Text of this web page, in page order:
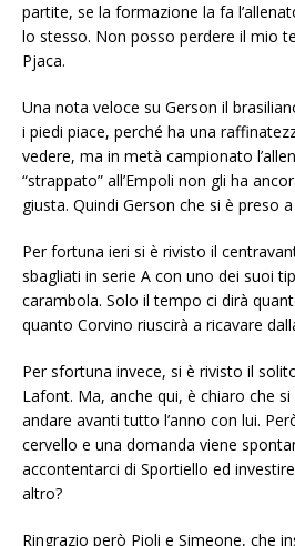
partite, se la formazione la fa
lo stesso. Non posso perdere il mio
Pjaca.
Una nota veloce su Gerson il
i piedi piace, perché ha una
vedere, ma in metà campionato
“strappato” all’Empoli non gli ha
giusta. Quindi Gerson che si è preso
Per fortuna ieri si è rivisto il
sbagliati in serie A con uno dei suoi
carambola. Solo il tempo ci dirà
quanto Corvino riuscirà a ricavare
Per sfortuna invece, si è rivisto il
Lafont. Ma, anche qui, è chiaro che
andare avanti tutto l’anno con lui.
cervello e una domanda viene
accontentarci di Sportiello ed
altro?
Ringrazio però Pioli e Simeone, che